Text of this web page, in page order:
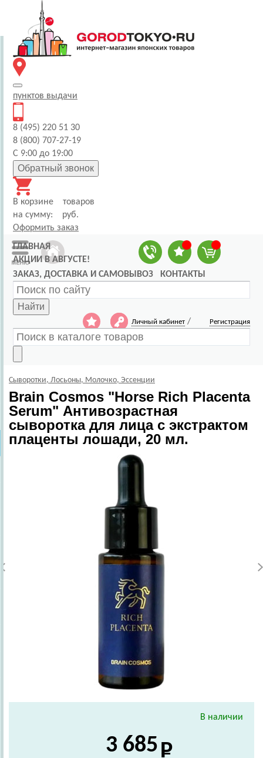
пунктов выдачи
8 (495) 220 51 30
8 (800) 707-27-19
С 9:00 до 19:00
Обратный звонок
В корзине
товаров
на сумму:
руб.
Оформить заказ
ГЛАВНАЯ
АКЦИИ В АВГУСТЕ!
ЗАКАЗ, ДОСТАВКА И САМОВЫВОЗ
КОНТАКТЫ
Найти
Личный кабинет / Регистрация
Сыворотки, Лосьоны, Молочко, Эссенции
Brain Cosmos "Horse Rich Placenta
Serum" Антивозрастная
сыворотка для лица с экстрактом
плаценты лошади, 20 мл.
В наличии
3 685